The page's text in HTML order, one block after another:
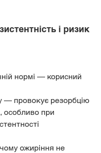
і ризик
нормі — корисний
— провокує резорбцію
особливо при
ожиріння не